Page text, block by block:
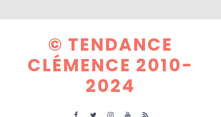
Lookbook
&
© TENDANCE
CLÉMENCE 2010-
2024